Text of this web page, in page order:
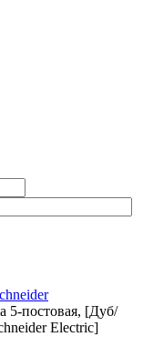
5-постовая, [Дуб/
Electric]